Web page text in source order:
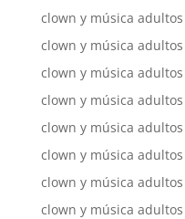
clown y música
clown y música
clown y música
clown y música
clown y música
clown y música adultos
clown y música adultos
clown y música